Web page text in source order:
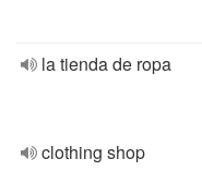
la tienda de ropa
clothing shop